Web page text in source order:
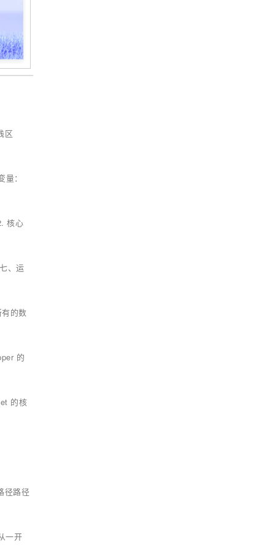
区
：
核心
、运
的数
的
的核
径路径
一开